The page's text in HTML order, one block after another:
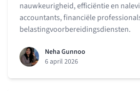
nauwkeurigheid, efficiëntie en
accountants, financiële
belastingvoorbereidingsdiensten.
Neha Gunnoo
6 april 2026